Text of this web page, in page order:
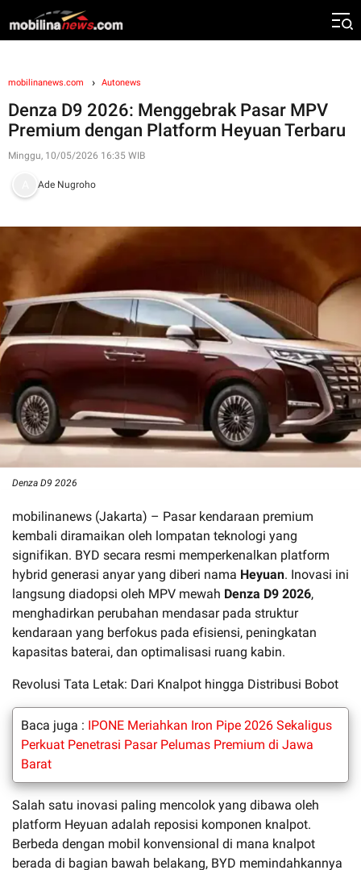
mobilinanews.com Autonews
Denza D9 2026: Menggebrak Pasar MPV
Premium dengan Platform Heyuan Terbaru
Minggu, 10/05/2026 16:35 WIB
Ade Nugroho
Denza D9 2026
mobilinanews (Jakarta) – Pasar kendaraan premium
kembali diramaikan oleh lompatan teknologi yang
signifikan. BYD secara resmi memperkenalkan platform
hybrid generasi anyar yang diberi nama Heyuan. Inovasi ini
langsung diadopsi oleh MPV mewah Denza D9 2026,
menghadirkan perubahan mendasar pada struktur
kendaraan yang berfokus pada efisiensi, peningkatan
kapasitas baterai, dan optimalisasi ruang kabin.
Revolusi Tata Letak: Dari Knalpot hingga Distribusi Bobot
Baca juga : IPONE Meriahkan Iron Pipe 2026 Sekaligus
Perkuat Penetrasi Pasar Pelumas Premium di Jawa
Barat
Salah satu inovasi paling mencolok yang dibawa oleh
platform Heyuan adalah reposisi komponen knalpot.
Berbeda dengan mobil konvensional di mana knalpot
berada di bagian bawah belakang, BYD memindahkannya